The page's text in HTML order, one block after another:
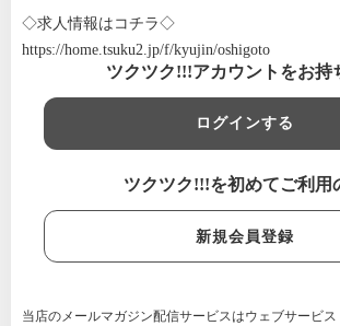
◇求人情報はコチラ◇
https://home.tsuku2.jp/f/kyujin/oshigoto
ツクツク!!!アカウントをお持
ログインする
ツクツク!!!を初めてご利用
新規会員登録
当店のメールマガジン配信サービスはウェブサービ